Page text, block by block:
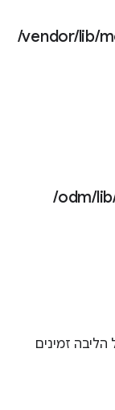
/vendor/lib/
/odm/lib
זמינים